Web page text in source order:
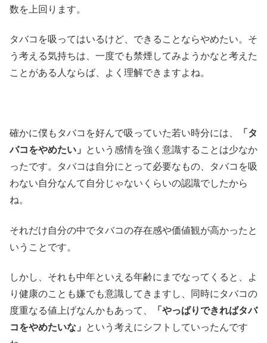
数を上回ります。
タバコを吸ってはいるけど、できることならやめたい。そ
う考える気持ちは、一度でも禁煙してみようかなと考えた
ことがある人ならば、よく理解できますよね。
確かに僕もタバコを好んで吸っていた若い時分には、
「タ
バコをやめたい」
という感情を強く意識することは少なか
ったです。タバコは自分にとって必要なもの、タバコを吸
わない自分なんて自分じゃないくらいの認識でしたから
ね。
それだけ自分の中でタバコの存在感や価値観が高かったと
いうことです。
しかし、それも中年といえる年齢にまでなってくると、よ
り健康のことも嫌でも意識してきますし、同時にタバコの
度重なる値上げなんかもあって、
「やっぱりできればタバ
コをやめたいな」
という考えにシフトしていったんです